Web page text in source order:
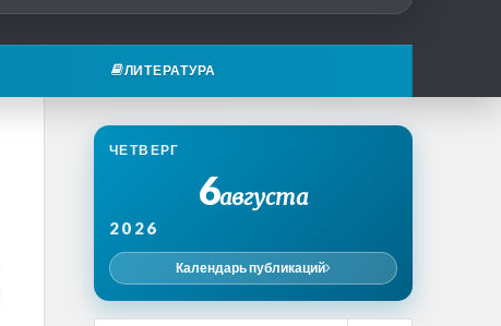
ЛИТЕРАТУРА
ЧЕТВЕРГ
6августа
2026
Календарь публикаций